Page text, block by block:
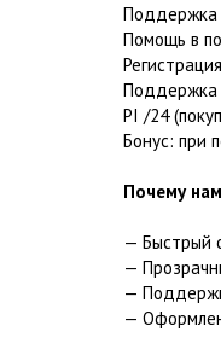
Поддержка
Помощь в
Поддержка
PI /24
Бонус: при
Почему
— Быстрый
—
—
—